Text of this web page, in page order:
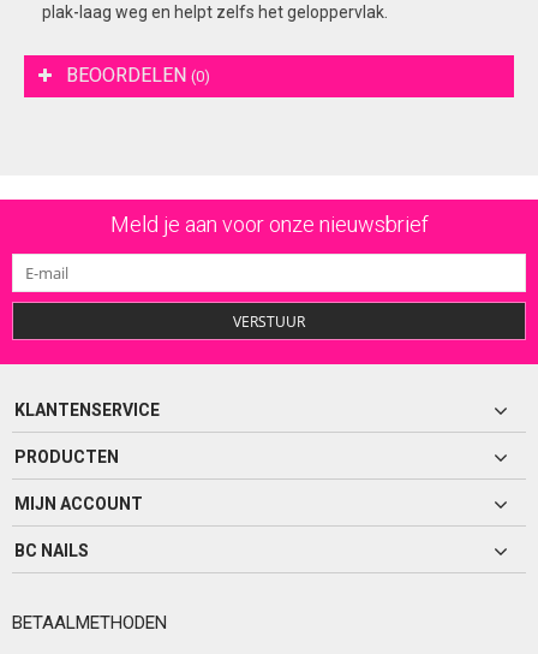
plak-laag weg en helpt zelfs het geloppervlak.
BEOORDELEN (0)
Meld je aan voor onze nieuwsbrief
VERSTUUR
KLANTENSERVICE
PRODUCTEN
MIJN ACCOUNT
BC NAILS
BETAALMETHODEN